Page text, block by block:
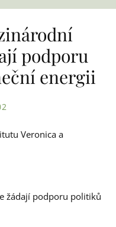
podporu
energii
Veronica a
žádají podporu politiků